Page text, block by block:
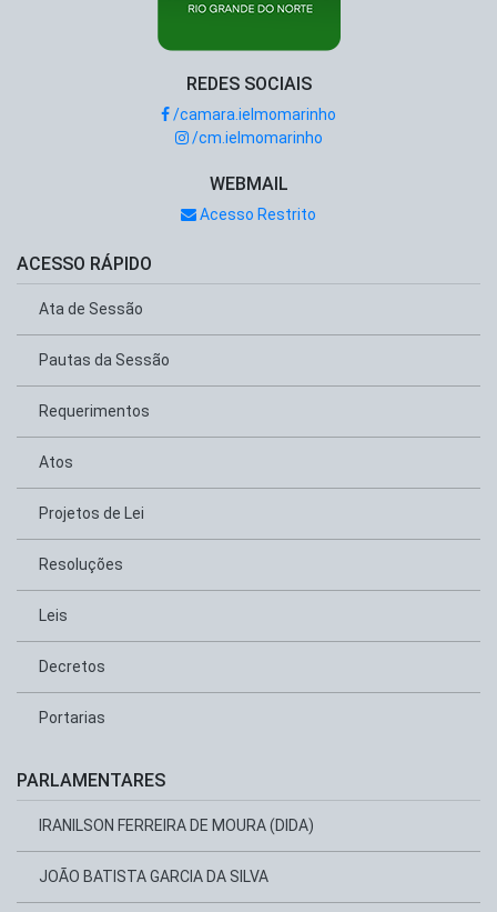
REDES SOCIAIS
/camara.ielmomarinho
/cm.ielmomarinho
WEBMAIL
Acesso Restrito
ACESSO RÁPIDO
Ata de Sessão
Pautas da Sessão
Requerimentos
Atos
Projetos de Lei
Resoluções
Leis
Decretos
Portarias
PARLAMENTARES
IRANILSON FERREIRA DE MOURA (DIDA)
JOÃO BATISTA GARCIA DA SILVA